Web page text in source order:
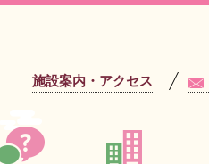
施設案内・アクセス